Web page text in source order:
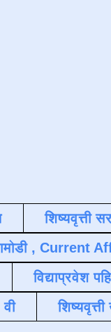
शिष्यवृत्ती
, Current
विद्याप्रवेश